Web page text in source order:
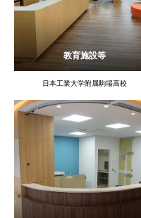
教育施設等
日本工業大学附属駒場高校